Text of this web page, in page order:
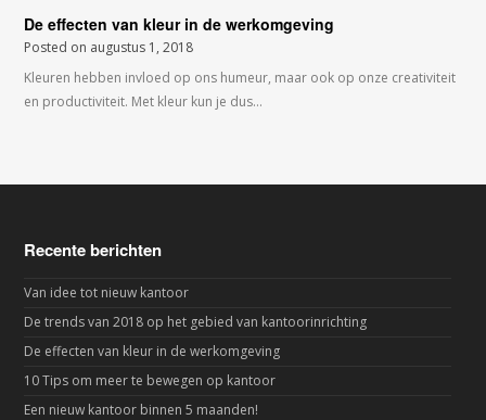
De effecten van kleur in de werkomgeving
Posted on augustus 1, 2018
Kleuren hebben invloed op ons humeur, maar ook op onze creativiteit
en productiviteit. Met kleur kun je dus…
Recente berichten
Van idee tot nieuw kantoor
De trends van 2018 op het gebied van kantoorinrichting
De effecten van kleur in de werkomgeving
10 Tips om meer te bewegen op kantoor
Een nieuw kantoor binnen 5 maanden!